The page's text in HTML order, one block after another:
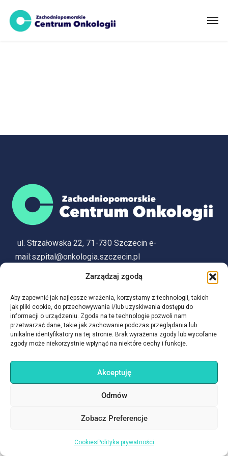
Zarządzaj zgodą
Aby zapewnić jak najlepsze wrażenia, korzystamy z technologii, takich
jak pliki cookie, do przechowywania i/lub uzyskiwania dostępu do
informacji o urządzeniu. Zgoda na te technologie pozwoli nam
przetwarzać dane, takie jak zachowanie podczas przeglądania lub
unikalne identyfikatory na tej stronie. Brak wyrażenia zgody lub wycofanie
zgody może niekorzystnie wpłynąć na niektóre cechy i funkcje.
Akceptuję
Odmów
Zobacz Preferencje
Cookies Polityka prywatności
ul. Strzałowska 22, 71-730 Szczecin e-
mail:szpital@onkologia.szczecin.pl
91 56 47 100
Deklaracja dostępności